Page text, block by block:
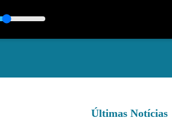
Últimas Notícias